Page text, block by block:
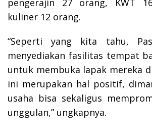
kuliner 12 orang.
“Seperti yang kita tahu,
menyediakan fasilitas tempat
untuk membuka lapak mereka
ini merupakan hal positif,
usaha bisa sekaligus
unggulan,” ungkapnya.